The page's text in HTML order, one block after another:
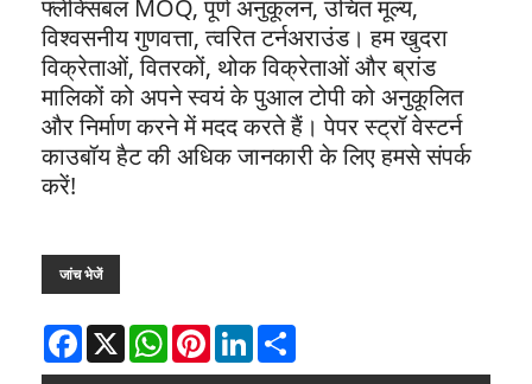
फ्लेक्सिबल MOQ, पूर्ण अनुकूलन, उचित मूल्य,
विश्वसनीय गुणवत्ता, त्वरित टर्नअराउंड। हम खुदरा
विक्रेताओं, वितरकों, थोक विक्रेताओं और ब्रांड
मालिकों को अपने स्वयं के पुआल टोपी को अनुकूलित
और निर्माण करने में मदद करते हैं। पेपर स्ट्रॉ वेस्टर्न
काउबॉय हैट की अधिक जानकारी के लिए हमसे संपर्क
करें!
जांच भेजें
Facebook
X WhatsAppPinterestLinkedIn